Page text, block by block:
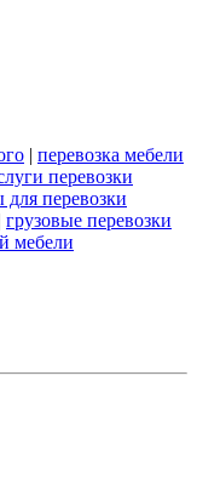
| перевозка мебели
перевозки
перевозки
грузовые перевозки
мебели